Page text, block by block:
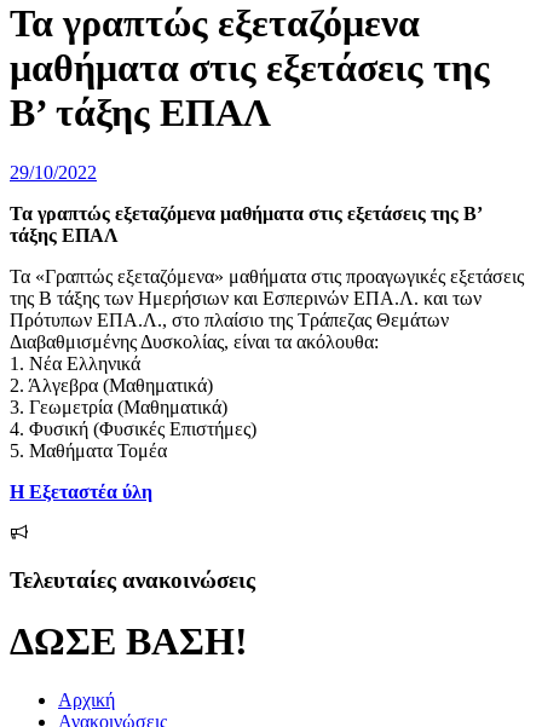
Τα γραπτώς εξεταζόμενα
μαθήματα στις εξετάσεις της
B’ τάξης ΕΠΑΛ
Δημοσιεύτηκε
29/10/2022
Τα γραπτώς εξεταζόμενα μαθήματα στις εξετάσεις της B’
τάξης ΕΠΑΛ
Τα «Γραπτώς εξεταζόμενα» μαθήματα στις προαγωγικές εξετάσεις
της Β τάξης των Ημερήσιων και Εσπερινών ΕΠΑ.Λ. και των
Πρότυπων ΕΠΑ.Λ., στο πλαίσιο της Τράπεζας Θεμάτων
Διαβαθμισμένης Δυσκολίας, είναι τα ακόλουθα:
1. Νέα Ελληνικά
2. Άλγεβρα (Μαθηματικά)
3. Γεωμετρία (Μαθηματικά)
4. Φυσική (Φυσικές Επιστήμες)
5. Μαθήματα Τομέα
Η Εξεταστέα ύλη
Τελευταίες ανακοινώσεις
ΔΩΣΕ ΒΑΣΗ!
Αρχική
Ανακοινώσεις